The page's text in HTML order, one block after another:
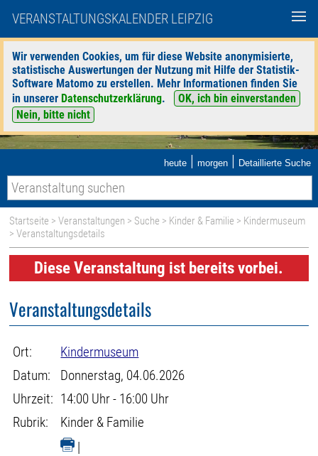
VERANSTALTUNGSKALENDER LEIPZIG
Wir verwenden Cookies, um für diese Website anonymisierte,
statistische Auswertungen der Nutzung mit Hilfe der Statistik-
Software Matomo zu erstellen. Mehr Informationen finden Sie
in unserer Datenschutzerklärung.
OK, ich bin einverstanden
Nein, bitte nicht
heute | morgen | Detaillierte Suche
Startseite >Veranstaltungen > Suche > Kinder & Familie > Kindermuseum
> Veranstaltungsdetails
Diese Veranstaltung ist bereits vorbei.
Veranstaltungsdetails
Ort:
Kindermuseum
Datum:
Donnerstag, 04.06.2026
Uhrzeit: 14:00 Uhr - 16:00 Uhr
Rubrik:
Kinder & Familie
|